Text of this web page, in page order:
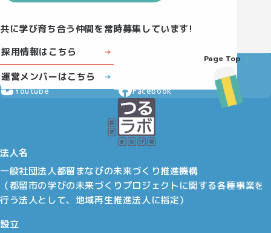
共に学び育ち合う仲間を常時募集しています!
採用情報はこちら
運営メンバーはこちら
Page Top
Youtube Facebook
法人名
一般社団法人都留まなびの未来づくり推進機構
（都留市の学びの未来づくりプロジェクトに関する各種事業を
行う法人として、地域再生推進法人に指定）
設立